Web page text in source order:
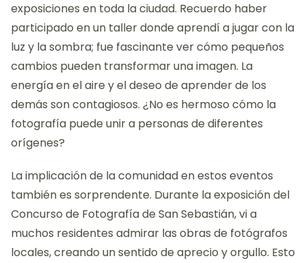
exposiciones en toda la ciudad. Recuerdo haber
participado en un taller donde aprendí a jugar con la
luz y la sombra; fue fascinante ver cómo pequeños
cambios pueden transformar una imagen. La
energía en el aire y el deseo de aprender de los
demás son contagiosos. ¿No es hermoso cómo la
fotografía puede unir a personas de diferentes
orígenes?
La implicación de la comunidad en estos eventos
también es sorprendente. Durante la exposición del
Concurso de Fotografía de San Sebastián, vi a
muchos residentes admirar las obras de fotógrafos
locales, creando un sentido de aprecio y orgullo. Esto